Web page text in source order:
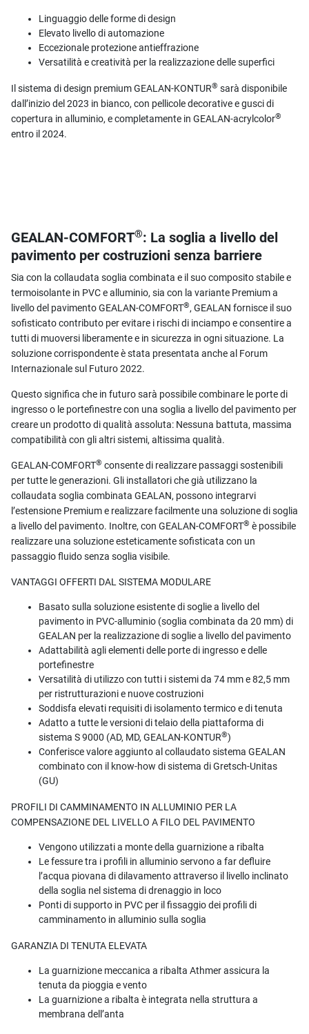
Linguaggio delle forme di design
Elevato livello di automazione
Eccezionale protezione antieffrazione
Versatilità e creatività per la realizzazione delle superfici
Il sistema di design premium GEALAN-KONTUR® sarà disponibile
dall’inizio del 2023 in bianco, con pellicole decorative e gusci di
copertura in alluminio, e completamente in GEALAN-acrylcolor®
entro il 2024.
GEALAN-COMFORT®: La soglia a livello del
pavimento per costruzioni senza barriere
Sia con la collaudata soglia combinata e il suo composito stabile e
termoisolante in PVC e alluminio, sia con la variante Premium a
livello del pavimento GEALAN-COMFORT®, GEALAN fornisce il suo
sofisticato contributo per evitare i rischi di inciampo e consentire a
tutti di muoversi liberamente e in sicurezza in ogni situazione. La
soluzione corrispondente è stata presentata anche al Forum
Internazionale sul Futuro 2022.
Questo significa che in futuro sarà possibile combinare le porte di
ingresso o le portefinestre con una soglia a livello del pavimento per
creare un prodotto di qualità assoluta: Nessuna battuta, massima
compatibilità con gli altri sistemi, altissima qualità.
GEALAN-COMFORT® consente di realizzare passaggi sostenibili
per tutte le generazioni. Gli installatori che già utilizzano la
collaudata soglia combinata GEALAN, possono integrarvi
l’estensione Premium e realizzare facilmente una soluzione di soglia
a livello del pavimento. Inoltre, con GEALAN-COMFORT® è possibile
realizzare una soluzione esteticamente sofisticata con un
passaggio fluido senza soglia visibile.
VANTAGGI OFFERTI DAL SISTEMA MODULARE
Basato sulla soluzione esistente di soglie a livello del
pavimento in PVC-alluminio (soglia combinata da 20 mm) di
GEALAN per la realizzazione di soglie a livello del pavimento
Adattabilità agli elementi delle porte di ingresso e delle
portefinestre
Versatilità di utilizzo con tutti i sistemi da 74 mm e 82,5 mm
per ristrutturazioni e nuove costruzioni
Soddisfa elevati requisiti di isolamento termico e di tenuta
Adatto a tutte le versioni di telaio della piattaforma di
sistema S 9000 (AD, MD, GEALAN-KONTUR®)
Conferisce valore aggiunto al collaudato sistema GEALAN
combinato con il know-how di sistema di Gretsch-Unitas
(GU)
PROFILI DI CAMMINAMENTO IN ALLUMINIO PER LA
COMPENSAZIONE DEL LIVELLO A FILO DEL PAVIMENTO
Vengono utilizzati a monte della guarnizione a ribalta
Le fessure tra i profili in alluminio servono a far defluire
l’acqua piovana di dilavamento attraverso il livello inclinato
della soglia nel sistema di drenaggio in loco
Ponti di supporto in PVC per il fissaggio dei profili di
camminamento in alluminio sulla soglia
GARANZIA DI TENUTA ELEVATA
La guarnizione meccanica a ribalta Athmer assicura la
tenuta da pioggia e vento
La guarnizione a ribalta è integrata nella struttura a
membrana dell’anta